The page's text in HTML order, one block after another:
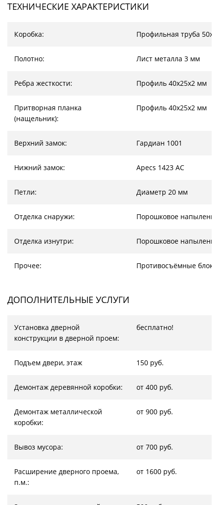
ТЕХНИЧЕСКИЕ ХАРАКТЕРИСТИКИ
Коробка: Профильная труба
Полотно: Лист металла 3 мм
Ребра жесткости: Профиль 40х25х2 мм
Притворная планка
(нащельник):
Профиль 40х25х2 мм
Верхний замок: Гардиан 1001
Нижний замок: Apecs 1423 AC
Петли: Диаметр 20 мм
Отделка снаружи: Порошковое напыление
Отделка изнутри: Порошковое напыление
Прочее: Противосъёмные
ДОПОЛНИТЕЛЬНЫЕ УСЛУГИ
Установка дверной
конструкции в дверной проем:
бесплатно!
Подъем двери, этаж 150 руб.
Демонтаж деревянной коробки: от 400 руб.
Демонтаж металлической
коробки:
от 900 руб.
Вывоз мусора: от 700 руб.
Расширение дверного проема,
п.м.:
от 1600 руб.